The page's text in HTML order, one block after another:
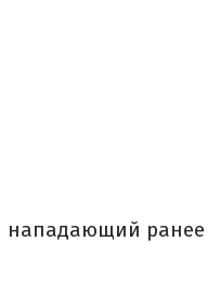
нападающий ранее